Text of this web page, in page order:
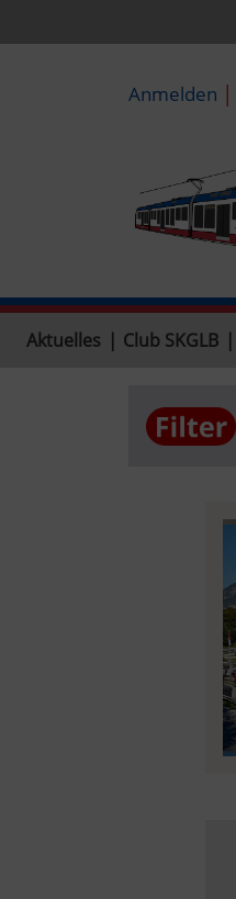
Anmelden |
Aktuelles Club SKGLB